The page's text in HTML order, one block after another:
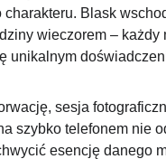
Blask
wieczorem –
unikalnym
sesja
szybko telefonem nie
esencję danego